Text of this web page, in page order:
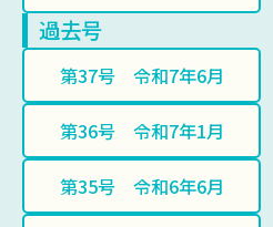
過去号
第37号 令和7年6月
第36号 令和7年1月
第35号 令和6年6月